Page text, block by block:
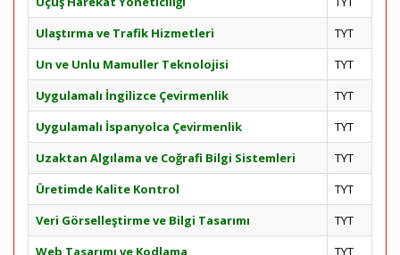
Ulaştırma ve Trafik Hizmetleri
TYT
Un ve Unlu Mamuller Teknolojisi
TYT
Uygulamalı İngilizce Çevirmenlik
TYT
Uygulamalı İspanyolca Çevirmenlik
TYT
Uzaktan Algılama ve Coğrafi Bilgi Sistemleri
TYT
Üretimde Kalite Kontrol
TYT
Veri Görselleştirme ve Bilgi Tasarımı
TYT
Web Tasarımı ve Kodlama
TYT